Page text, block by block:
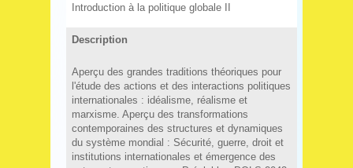
Introduction à la politique globale II
Description
Aperçu des grandes traditions théoriques pour
l'étude des actions et des interactions politiques
internationales : idéalisme, réalisme et
marxisme. Aperçu des transformations
contemporaines des structures et dynamiques
du système mondial : Sécurité, guerre, droit et
institutions internationales et émergence des